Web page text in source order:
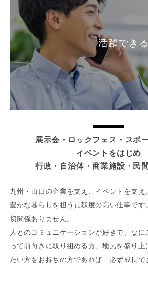
展示会・ロックフェス・スポ
イベントをはじめ
行政・自治体・商業施設・民
九州・山口の企業を支え、イベントを支え
豊かな暮らしを担う貢献度の高い仕事です
切関係ありません。
人とのコミュニケーションが好きで、なに
って前向きに取り組める方、地元を盛り上
たい方をお持ちの方であれば、必ず成長で